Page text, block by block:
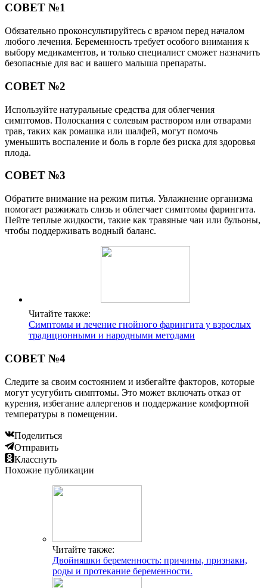
СОВЕТ №1
Обязательно проконсультируйтесь с врачом перед началом
любого лечения. Беременность требует особого внимания к
выбору медикаментов, и только специалист сможет назначить
безопасные для вас и вашего малыша препараты.
СОВЕТ №2
Используйте натуральные средства для облегчения
симптомов. Полоскания с солевым раствором или отварами
трав, таких как ромашка или шалфей, могут помочь
уменьшить воспаление и боль в горле без риска для здоровья
плода.
СОВЕТ №3
Обратите внимание на режим питья. Увлажнение организма
помогает разжижать слизь и облегчает симптомы фарингита.
Пейте теплые жидкости, такие как травяные чаи или бульоны,
чтобы поддерживать водный баланс.
Читайте также:
Симптомы и лечение гнойного фарингита у взрослых
традиционными и народными методами
СОВЕТ №4
Следите за своим состоянием и избегайте факторов, которые
могут усугубить симптомы. Это может включать отказ от
курения, избегание аллергенов и поддержание комфортной
температуры в помещении.
Поделиться
Отправить
Класснуть
Похожие публикации
Читайте также:
Двойняшки беременность: причины, признаки,
роды и протекание беременности.